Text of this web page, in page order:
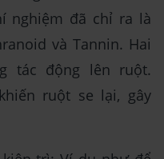
nghiệm đã chỉ ra là
và Tannin. Hai
tác động lên ruột.
ruột se lại, gây